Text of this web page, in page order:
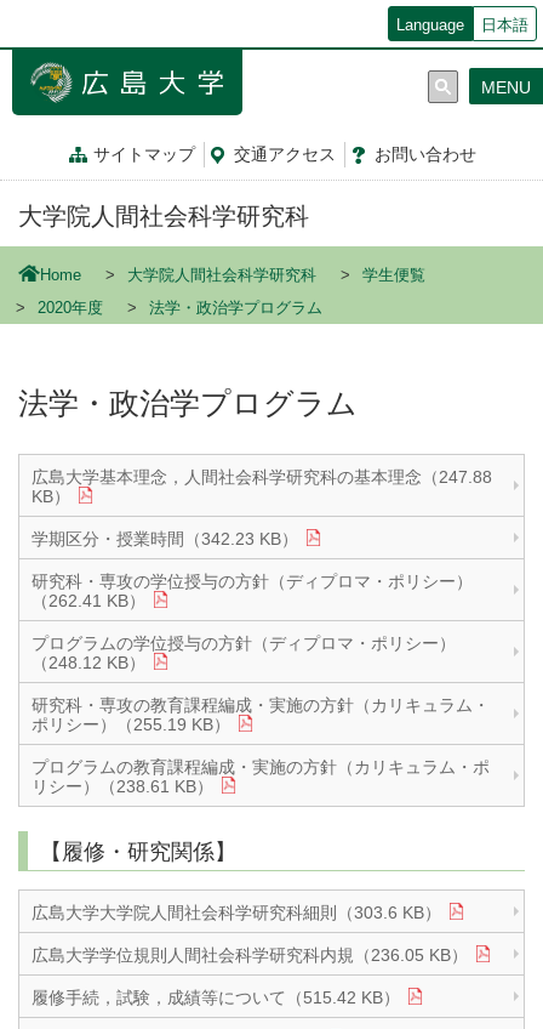
ン
Language 日本語
サイトマップ 交通アクセス お問い合わせ
MENU
大学院人間社会科学研究科
Home 大学院人間社会科学研究科
学生便覧
2020年度
法学・政治学プログラム
法学・政治学プログラム
広島大学基本理念，人間社会科学研究科の基本理念（247.88
KB）
学期区分・授業時間（342.23 KB）
研究科・専攻の学位授与の方針（ディプロマ・ポリシー）
（262.41 KB）
プログラムの学位授与の方針（ディプロマ・ポリシー）
（248.12 KB）
研究科・専攻の教育課程編成・実施の方針（カリキュラム・
ポリシー）（255.19 KB）
プログラムの教育課程編成・実施の方針（カリキュラム・ポ
リシー）（238.61 KB）
【履修・研究関係】
広島大学大学院人間社会科学研究科細則（303.6 KB）
広島大学学位規則人間社会科学研究科内規（236.05 KB）
履修手続，試験，成績等について（515.42 KB）